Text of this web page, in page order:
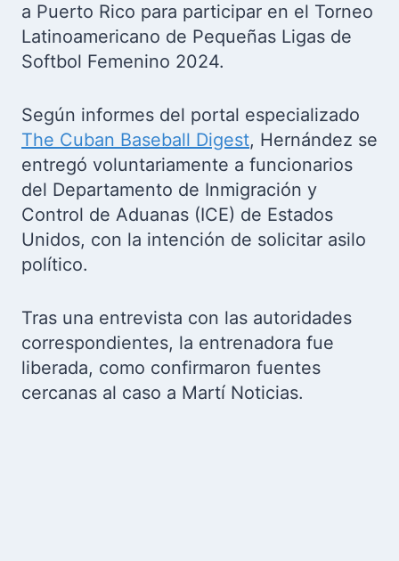
a Puerto Rico para participar en el Torneo
Latinoamericano de Pequeñas Ligas de
Softbol Femenino 2024.
Según informes del portal especializado
The Cuban Baseball Digest, Hernández se
entregó voluntariamente a funcionarios
del Departamento de Inmigración y
Control de Aduanas (ICE) de Estados
Unidos, con la intención de solicitar asilo
político.
Tras una entrevista con las autoridades
correspondientes, la entrenadora fue
liberada, como confirmaron fuentes
cercanas al caso a Martí Noticias.